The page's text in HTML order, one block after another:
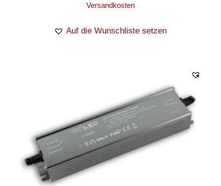
Versandkosten
Auf die Wunschliste setzen